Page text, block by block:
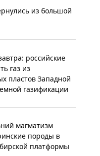
из большой
российские
газ из
пластов Западной
газификации
магматизм
породы в
платформы